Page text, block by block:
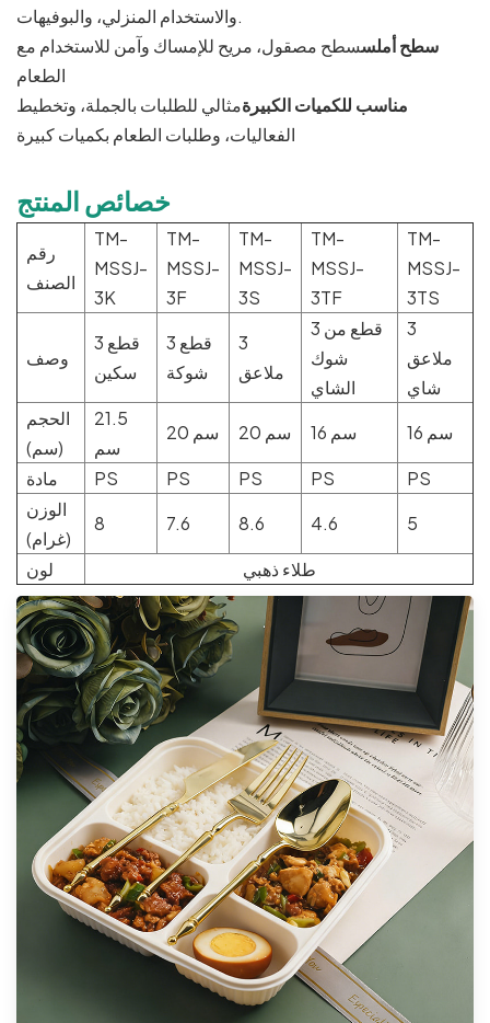
والاستخدام المنزلي، والبوفيهات.
سطح أملسسطح مصقول، مريح للإمساك وآمن للاستخدام مع
الطعام
مناسب للكميات الكبيرةمثالي للطلبات بالجملة، وتخطيط
الفعاليات، وطلبات الطعام بكميات كبيرة
خصائص المنتج
رقم
الصنف
TM-
MSSJ-
3K
TM-
MSSJ-
3F
TM-
MSSJ-
3S
TM-
MSSJ-
3TF
TM-
MSSJ-
3TS
وصف
3 قطع
سكين
3 قطع
شوكة
3
ملاعق
3 قطع من
شوك
الشاي
3
ملاعق
شاي
الحجم
(سم)
21.5
سم
20 سم 20 سم 16 سم
16 سم
مادة
PS PS PS PS
PS
الوزن
(غرام)
8 7.6 8.6 4.6
5
لون
طلاء ذهبي